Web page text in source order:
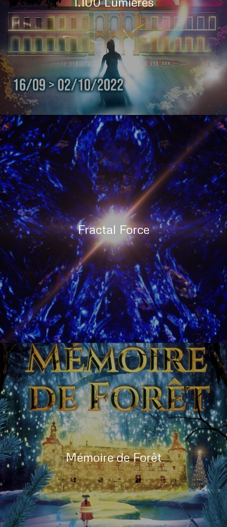
Fractal Force
Mémoire de Forêt